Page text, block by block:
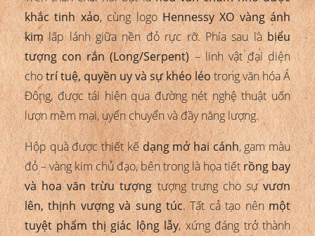
khắc tinh xảo, cùng logoHennessy XO vàng ánh
kimlấp lánh giữa nền đỏ rực rỡ. Phía sau làbiểu
tượng con rắn (Long/Serpent)– linh vật đại diện
chotrí tuệ, quyền uy và sự khéo léotrong văn hóa Á
Đông, được tái hiện qua đường nét nghệ thuật uốn
lượn mềm mại, uyển chuyển và đầy năng lượng.
Hộp quà được thiết kếdạng mở hai cánh, gam màu
đỏ – vàng kim chủ đạo, bên trong là họa tiếtrồng bay
và hoa văn trừu tượngtượng trưng cho sựvươn
lên, thịnh vượng và sung túc. Tất cả tạo nênmột
tuyệt phẩm thị giác lộng lẫy, xứng đáng trở thành